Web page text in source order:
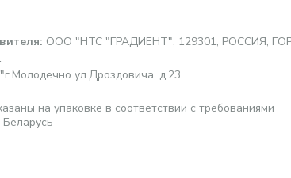
: ООО "НТС "ГРАДИЕНТ", 129301, РОССИЯ,
ул.Дроздовича, д.23
на упаковке в соответствии с требованиями